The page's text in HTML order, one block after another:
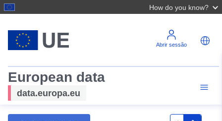
How do you know?
Abrir sessão
European data
data.europa.eu